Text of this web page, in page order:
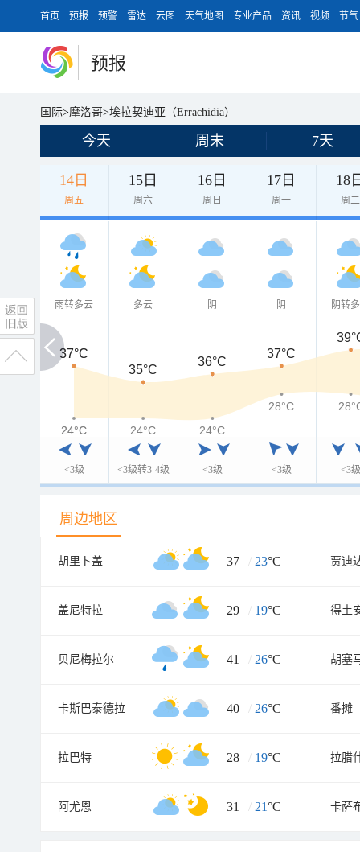
首页 预报 预警 雷达 云图 天气地图 专业产品 资讯 视频 节气
预报
国际>摩洛哥>埃拉契迪亚（Errachidia）
今天 周末 7天
14日
周五
15日
周六
16日
周日
17日
周一
18
周二
雨转多云
<3级
多云
<3级转3-4级
阴
<3级
阴
<3级
阴转
<3级
37°C
37°C
35°C
36°C
37°C
24°C
24°C 24°C 24°C
28°C
周边地区
胡里卜盖 37 / 23°C 贾迪
盖尼特拉 29 / 19°C 得土
贝尼梅拉尔 41 / 26°C 胡塞
卡斯巴泰德拉 40 / 26°C 番摊
拉巴特 28 / 19°C 拉腊
阿尤恩 31 / 21°C 卡萨